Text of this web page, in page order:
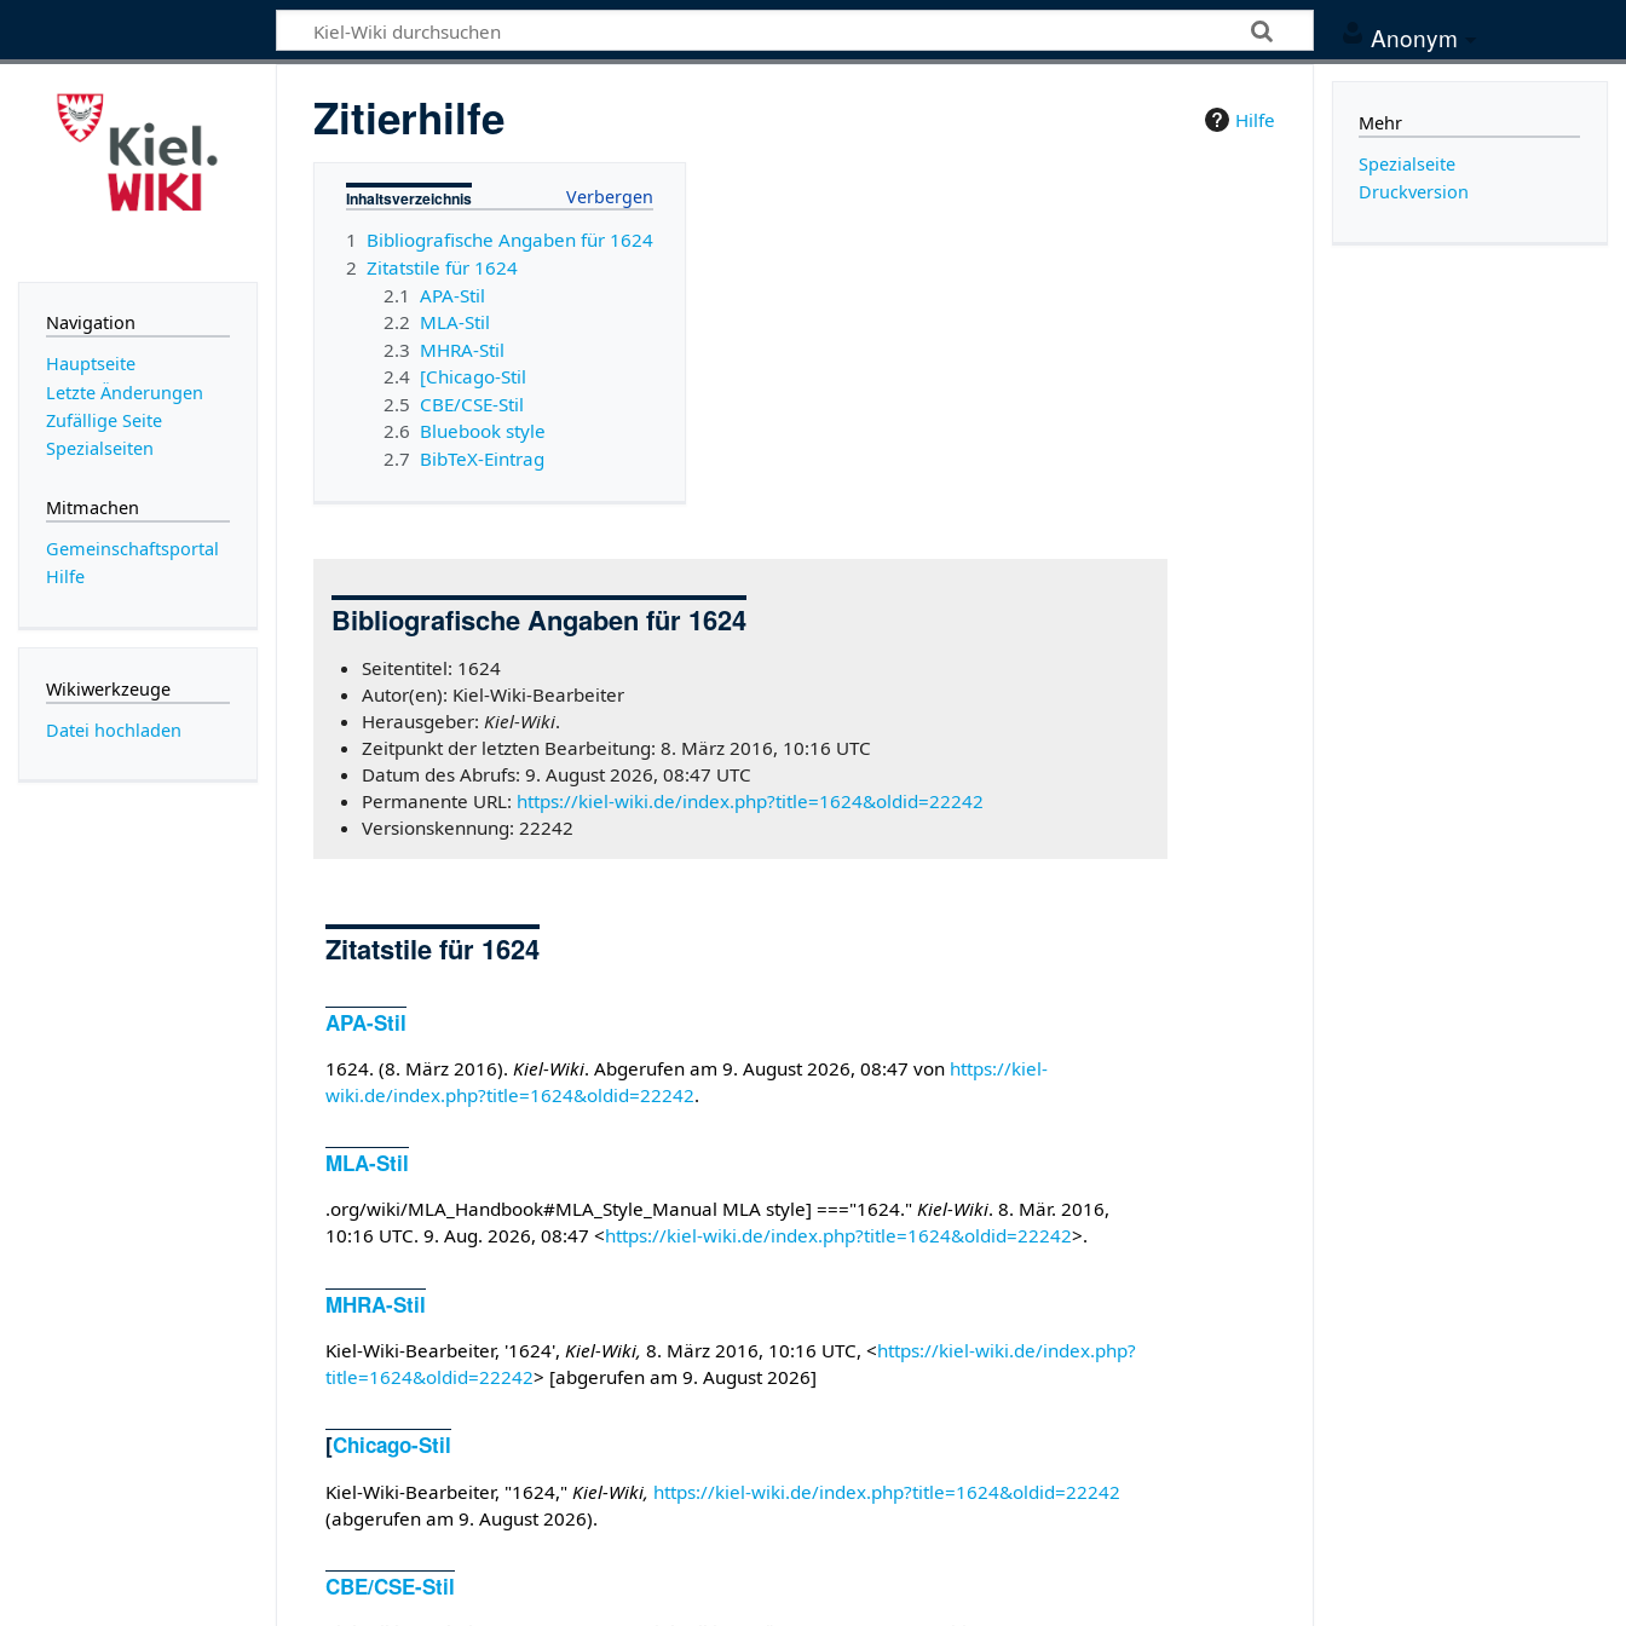
Anonym
Hilfe
Zitierhilfe
Inhaltsverzeichnis
1 Bibliografische Angaben für 1624
2 Zitatstile für 1624
2.1 APA-Stil
2.2 MLA-Stil
2.3 MHRA-Stil
2.4 [Chicago-Stil
2.5 CBE/CSE-Stil
2.6 Bluebook style
2.7 BibTeX-Eintrag
Bibliografische Angaben für 1624
Seitentitel: 1624
Autor(en): Kiel-Wiki-Bearbeiter
Herausgeber: Kiel-Wiki.
Zeitpunkt der letzten Bearbeitung: 8. März 2016, 10:16 UTC
Datum des Abrufs: 9. August 2026, 08:47 UTC
Permanente URL: https://kiel-wiki.de/index.php?title=1624&oldid=22242
Versionskennung: 22242
Zitatstile für 1624
APA-Stil
1624. (8. März 2016). Kiel-Wiki. Abgerufen am 9. August 2026, 08:47 von https://kiel-
wiki.de/index.php?title=1624&oldid=22242.
MLA-Stil
.org/wiki/MLA_Handbook#MLA_Style_Manual MLA style] ==="1624."Kiel-Wiki. 8. Mär. 2016,
10:16 UTC. 9. Aug. 2026, 08:47 <https://kiel-wiki.de/index.php?title=1624&oldid=22242>.
MHRA-Stil
Kiel-Wiki-Bearbeiter, '1624',Kiel-Wiki, 8. März 2016, 10:16 UTC, <https://kiel-wiki.de/index.php?
title=1624&oldid=22242> [abgerufen am 9. August 2026]
[Chicago-Stil
Kiel-Wiki-Bearbeiter, "1624," Kiel-Wiki, https://kiel-wiki.de/index.php?title=1624&oldid=22242
(abgerufen am 9. August 2026).
CBE/CSE-Stil
Navigation
Hauptseite
Letzte Änderungen
Zufällige Seite
Spezialseiten
Mitmachen
Gemeinschafts­portal
Hilfe
Wikiwerkzeuge
Datei hochladen
Mehr
Spezialseite
Druckversion